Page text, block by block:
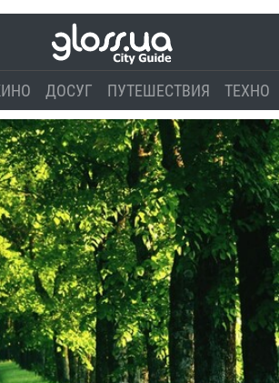
ДОСУГ ПУТЕШЕСТВИЯ ТЕХНО